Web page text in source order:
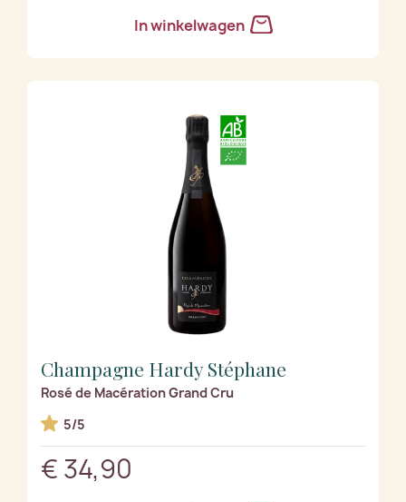
In winkelwagen
Champagne Hardy Stéphane
Rosé de Macération Grand Cru
5/5
€ 34,90